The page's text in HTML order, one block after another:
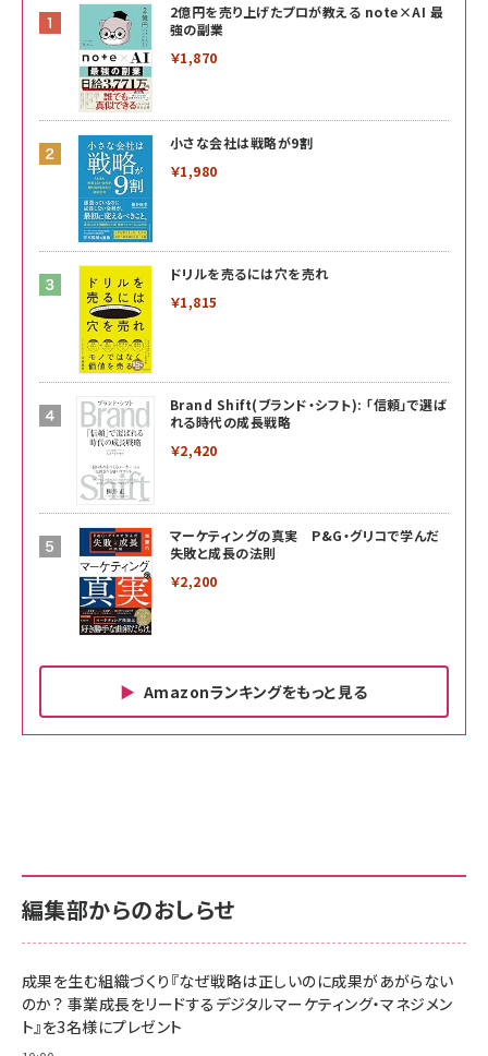
2億円を売り上げたプロが教える note×AI 最
強の副業
￥1,870
小さな会社は戦略が9割
￥1,980
ドリルを売るには穴を売れ
￥1,815
Brand Shift(ブランド・シフト): 「信頼」で選ば
れる時代の成長戦略
￥2,420
マーケティングの真実 P&G・グリコで学んだ
失敗と成長の法則
￥2,200
Amazonランキングをもっと見る
￥880
anan(アンアン)2026/06/24号 No.2500増刊
スペシャルエディション[王道エンタメの矜持／
￥1,100
anan(アンアン)2026/07/08号 No.2502[2026
サポート正規品 メーカー保証5年 KLMEA128G
NIMASO ガラスフィルム iPhone 17 用 保護フィ
すい ガイド枠付き いPhone17 (6.3インチ) 対応
2枚セット DSP25F1698
￥1,599
サポート正規品 メーカー保証5年 KLMEA128G
Amazon eギフトカード - Amazonロゴ - クラ
￥5,000
Anker PowerLine III Flow USB-C & USB-C
編集部からのおしらせ
成果を生む組織づくり『なぜ戦略は正しいのに成果があがらない
のか？ 事業成長をリードするデジタルマーケティング・マネジメン
ト』を3名様にプレゼント